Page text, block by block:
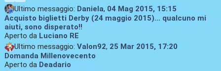
Ultimo messaggio: Daniela, 04 Mag 2015, 15:15
Acquisto biglietti Derby (24 maggio 2015)... qualcuno mi
aiuti, sono disperato!!
Aperto da Luciano RE
Ultimo messaggio: Valon92, 25 Mar 2015, 17:20
Domanda Millenovecento
Aperto da Deadario